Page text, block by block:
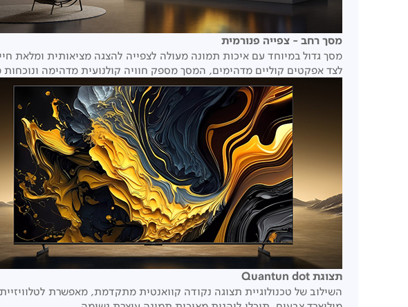
מסך רחב - צפייה פנורמית
מסך גדול במיוחד עם איכות תמונה מעולה לצפייה להצגה מציאותית ומלאת
לצד אפקטים קוליים מדהימים, המסך מספק חוויה קולנועית מדהימה
תצוגת Quantun dot